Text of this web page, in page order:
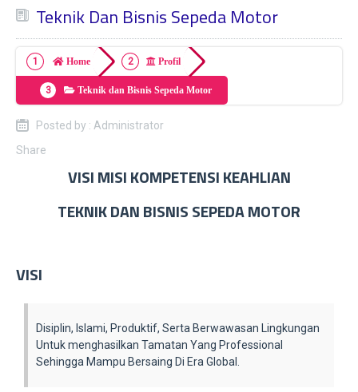
Teknik Dan Bisnis Sepeda Motor
Home Profil
Teknik dan Bisnis Sepeda Motor
Posted by : Administrator
Share
VISI MISI KOMPETENSI KEAHLIAN
TEKNIK DAN BISNIS SEPEDA MOTOR
VISI
Disiplin, Islami, Produktif, Serta Berwawasan Lingkungan
Untuk menghasilkan Tamatan Yang Professional
Sehingga Mampu Bersaing Di Era Global.